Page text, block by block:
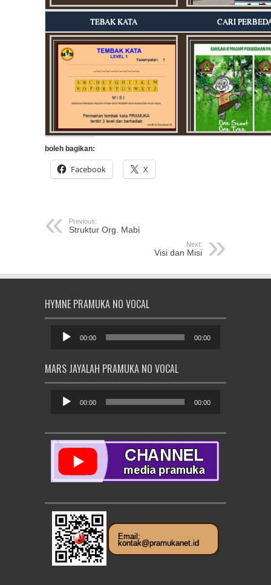
TEBAK KATA CARI
boleh bagikan:
Facebook X
Previous:
Struktur Org. Mabi
Next:
Visi dan Misi
HYMNE PRAMUKA NO VOCAL
Audio
00:00 00:00
MARS JAYALAH PRAMUKA NO VOCAL
Audio
00:00 00:00
Email:
kontak@pramukanet.id